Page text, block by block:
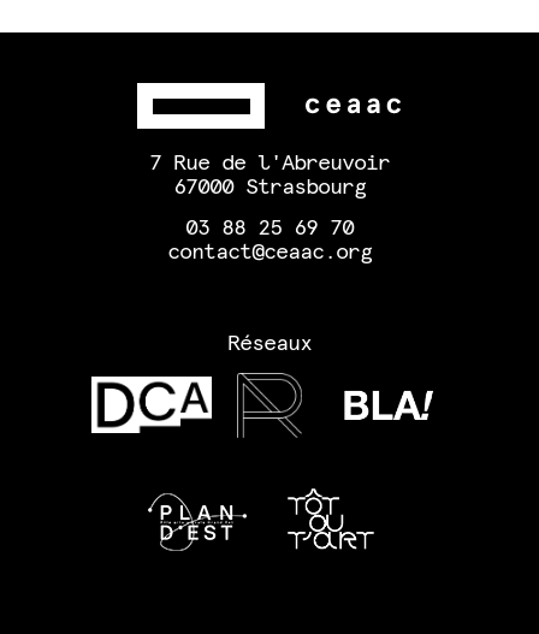
7 Rue de l'Abreuvoir
67000 Strasbourg
03 88 25 69 70
contact@ceaac.org
Réseaux